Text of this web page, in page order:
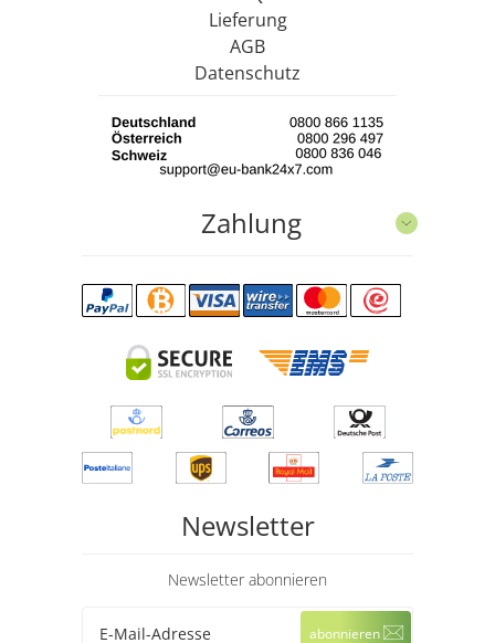
Lieferung
AGB
Datenschutz
Zahlung
Newsletter
Newsletter abonnieren